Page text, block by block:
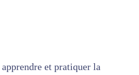
et pratiquer la